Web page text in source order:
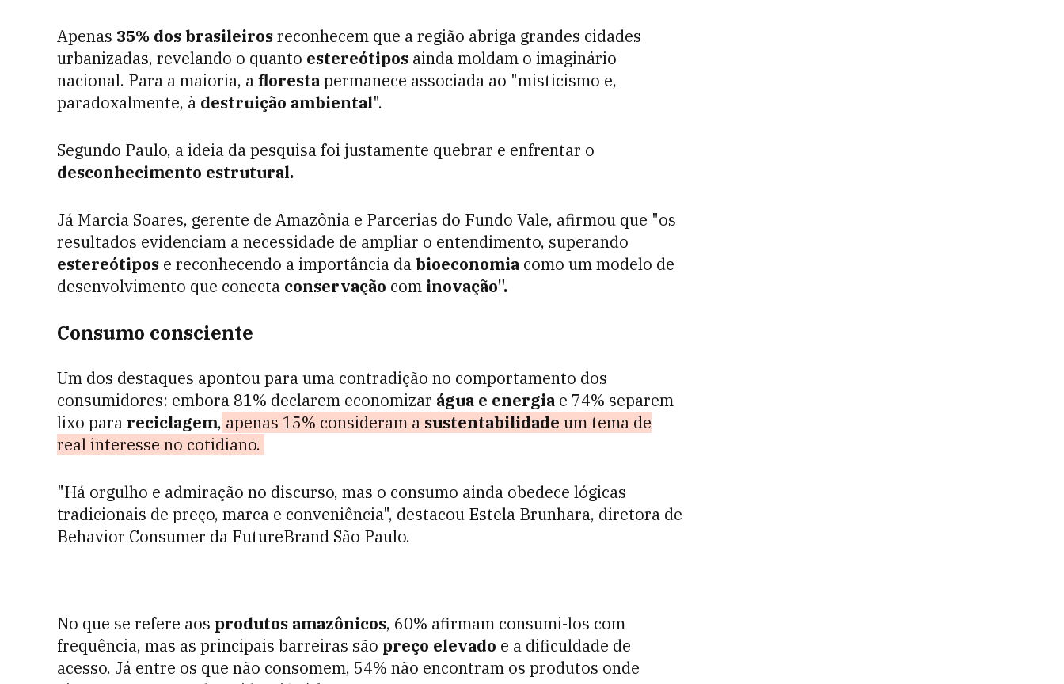
Apenas 35% dos brasileirosreconhecem que a região abriga grandes cidades
urbanizadas, revelando o quanto estereótipos ainda moldam o imaginário
nacional. Para a maioria, aflorestapermanece associada ao "misticismo e,
paradoxalmente, à destruição ambiental".
Segundo Paulo, a ideia da pesquisa foi justamente quebrar e enfrentar o
desconhecimento estrutural.
Já Marcia Soares, gerente de Amazônia e Parcerias do Fundo Vale, afirmou que "os
resultados evidenciam a necessidade de ampliar o entendimento, superando
estereótipos e reconhecendo a importância dabioeconomia como um modelo de
desenvolvimento que conecta conservação com inovação".
Consumo consciente
Um dos destaques apontou para uma contradição no comportamento dos
consumidores: embora 81% declarem economizar água e energia e 74% separem
lixo para reciclagem, apenas 15% consideram a sustentabilidade um tema de
real interesse no cotidiano.
"Há orgulho e admiração no discurso, mas o consumo ainda obedece lógicas
tradicionais de preço, marca e conveniência", destacou Estela Brunhara, diretora de
Behavior Consumer da FutureBrand São Paulo.
No que se refere aos produtos amazônicos, 60% afirmam consumi-los com
frequência, mas as principais barreiras são preço elevado e a dificuldade de
acesso. Já entre os que não consomem, 54% não encontram os produtos onde